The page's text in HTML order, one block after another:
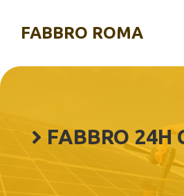
contenuto
FABBRO ROMA
FABBRO 24H